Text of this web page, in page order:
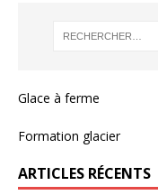
Glace à ferme
Formation glacier
ARTICLES RÉCENTS